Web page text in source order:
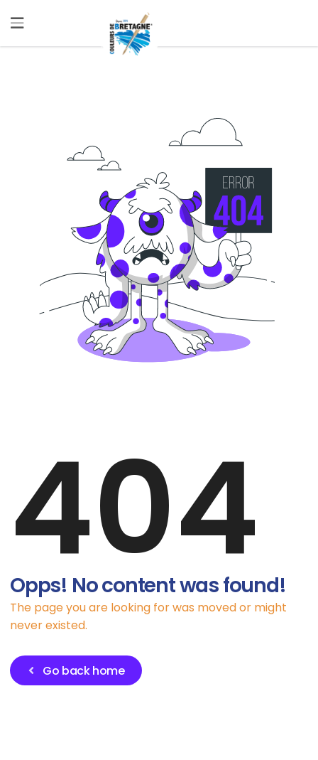
404
Opps! No content was found!
The page you are looking for was moved or might
never existed.
Go back home